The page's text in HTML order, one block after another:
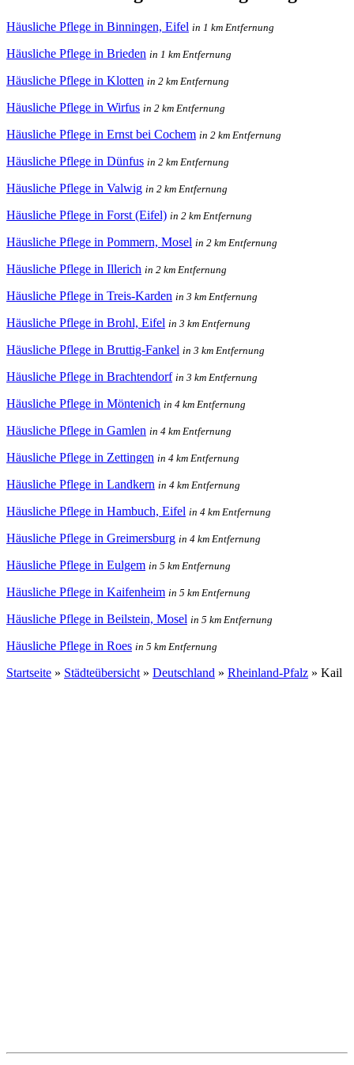
Häusliche Pflege in Binningen, Eifel in 1 km Entfernung
Häusliche Pflege in Brieden in 1 km Entfernung
Häusliche Pflege in Klotten in 2 km Entfernung
Häusliche Pflege in Wirfus in 2 km Entfernung
Häusliche Pflege in Ernst bei Cochem in 2 km Entfernung
Häusliche Pflege in Dünfus in 2 km Entfernung
Häusliche Pflege in Valwig in 2 km Entfernung
Häusliche Pflege in Forst (Eifel) in 2 km Entfernung
Häusliche Pflege in Pommern, Mosel in 2 km Entfernung
Häusliche Pflege in Illerich in 2 km Entfernung
Häusliche Pflege in Treis-Karden in 3 km Entfernung
Häusliche Pflege in Brohl, Eifel in 3 km Entfernung
Häusliche Pflege in Bruttig-Fankel in 3 km Entfernung
Häusliche Pflege in Brachtendorf in 3 km Entfernung
Häusliche Pflege in Möntenich in 4 km Entfernung
Häusliche Pflege in Gamlen in 4 km Entfernung
Häusliche Pflege in Zettingen in 4 km Entfernung
Häusliche Pflege in Landkern in 4 km Entfernung
Häusliche Pflege in Hambuch, Eifel in 4 km Entfernung
Häusliche Pflege in Greimersburg in 4 km Entfernung
Häusliche Pflege in Eulgem in 5 km Entfernung
Häusliche Pflege in Kaifenheim in 5 km Entfernung
Häusliche Pflege in Beilstein, Mosel in 5 km Entfernung
Häusliche Pflege in Roes in 5 km Entfernung
Startseite » Städteübersicht » Deutschland » Rheinland-Pfalz » Kail